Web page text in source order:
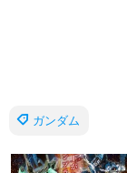
ガンダム